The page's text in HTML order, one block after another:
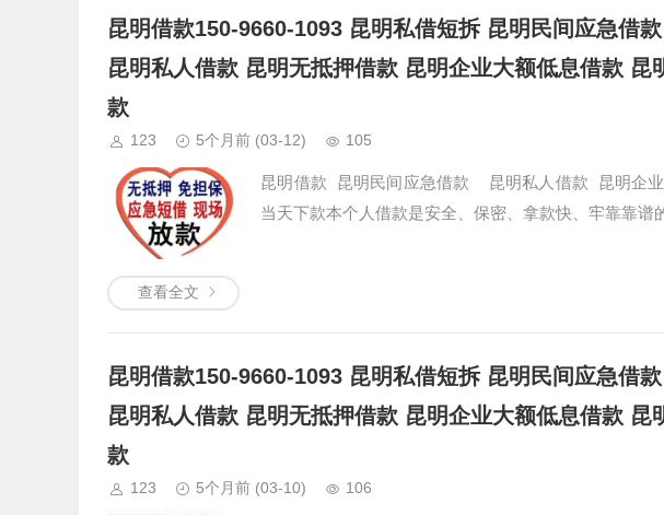
昆明借款150-9660-1093 昆明私借短拆 昆明民间应急借
昆明私人借款 昆明无抵押借款 昆明企业大额低息借款 昆
款
123 5个月前 (03-12) 105
昆明借款 昆明民间应急借款 昆明私人借款 昆明企
当天下款本个人借款是安全、保密、拿款快、牢靠靠
查看全文
昆明借款150-9660-1093 昆明私借短拆 昆明民间应急借
昆明私人借款 昆明无抵押借款 昆明企业大额低息借款 昆
款
123 5个月前 (03-10) 106